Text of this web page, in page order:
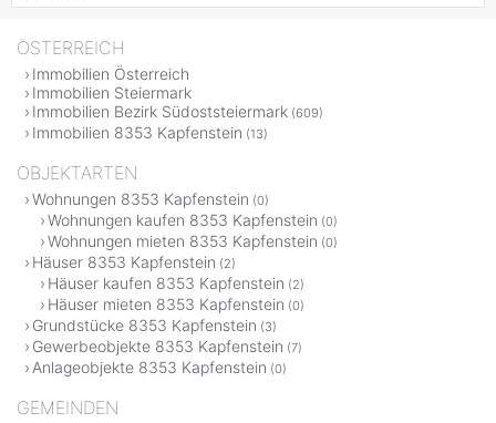
ÖSTERREICH
Immobilien Österreich
Immobilien Steiermark
Immobilien Bezirk Südoststeiermark (609)
Immobilien 8353 Kapfenstein (13)
OBJEKTARTEN
Wohnungen 8353 Kapfenstein (0)
Wohnungen kaufen 8353 Kapfenstein (0)
Wohnungen mieten 8353 Kapfenstein (0)
Häuser 8353 Kapfenstein (2)
Häuser kaufen 8353 Kapfenstein (2)
Häuser mieten 8353 Kapfenstein (0)
Grundstücke 8353 Kapfenstein (3)
Gewerbeobjekte 8353 Kapfenstein (7)
Anlageobjekte 8353 Kapfenstein (0)
GEMEINDEN